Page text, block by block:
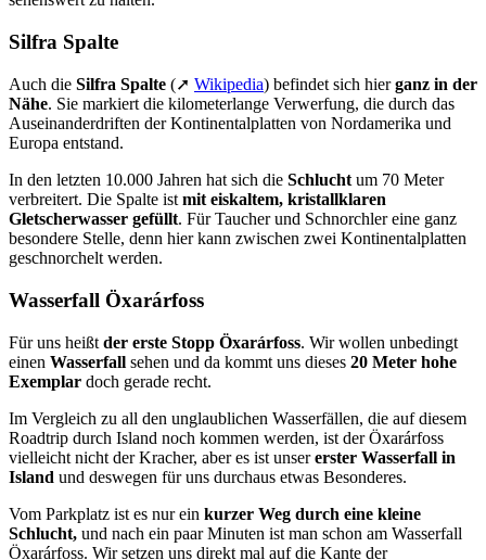
Silfra Spalte
Auch die Silfra Spalte (➚ Wikipedia) befindet sich hierganz in der
Nähe. Sie markiert die kilometerlange Verwerfung, die durch das
Auseinanderdriften der Kontinentalplatten von Nordamerika und
Europa entstand.
In den letzten 10.000 Jahren hat sich die Schlucht um 70 Meter
verbreitert. Die Spalte ist mit eiskaltem, kristallklaren
Gletscherwasser gefüllt. Für Taucher und Schnorchler eine ganz
besondere Stelle, denn hier kann zwischen zwei Kontinentalplatten
geschnorchelt werden.
Wasserfall Öxarárfoss
Für uns heißt der erste Stopp Öxarárfoss. Wir wollen unbedingt
einen Wasserfall sehen und da kommt uns dieses 20 Meter hohe
Exemplar doch gerade recht.
Im Vergleich zu all den unglaublichen Wasserfällen, die auf diesem
Roadtrip durch Island noch kommen werden, ist der Öxarárfoss
vielleicht nicht der Kracher, aber es ist unsererster Wasserfall in
Island und deswegen für uns durchaus etwas Besonderes.
Vom Parkplatz ist es nur ein kurzer Weg durch eine kleine
Schlucht, und nach ein paar Minuten ist man schon am Wasserfall
Öxarárfoss. Wir setzen uns direkt mal auf die Kante der